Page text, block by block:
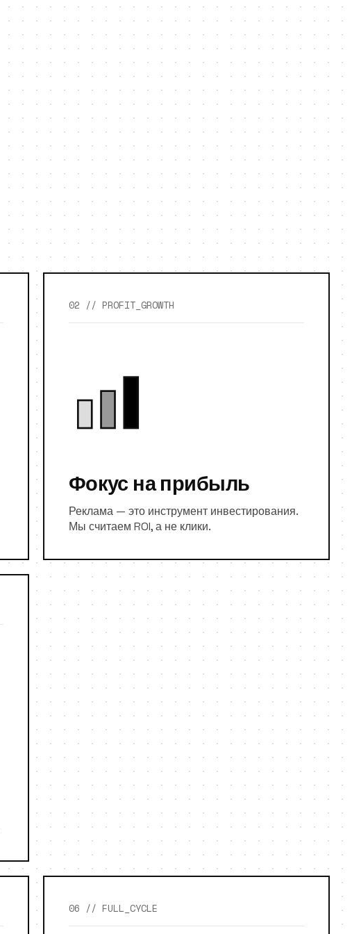
02 // PROFIT_GROWTH
Фокус на прибыль
Реклама — это инструмент инвестирования.
Мы считаем ROI, а не клики.
06 // FULL_CYCLE